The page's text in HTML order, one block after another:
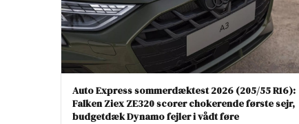
Auto Express sommerdæktest 2026 (205/55 R16):
Falken Ziex ZE320 scorer chokerende første sejr,
budgetdæk Dynamo fejler i vådt føre